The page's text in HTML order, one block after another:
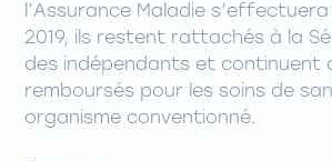
l’Assurance Maladie s’effectuera
2019, ils restent rattachés à la
des indépendants et continuent
remboursés pour les soins de
organisme conventionné.